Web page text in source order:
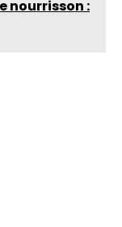
nourrisson :